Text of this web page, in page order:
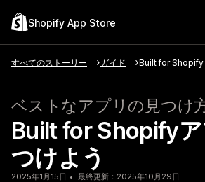
Shopify App Store
すべてのストーリー ガイド Built for Shopify
ベストなアプリの見つけ
Built for Shopify
つけよう
2025年1月15日 最終更新：2025年10月29日